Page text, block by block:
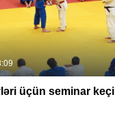
üçün seminar